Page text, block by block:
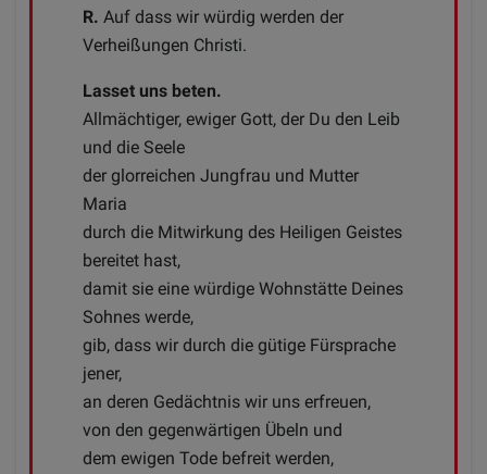
R. Auf dass wir würdig werden der
Verheißungen Christi.
Lasset uns beten.
Allmächtiger, ewiger Gott, der Du den Leib
und die Seele
der glorreichen Jungfrau und Mutter
Maria
durch die Mitwirkung des Heiligen Geistes
bereitet hast,
damit sie eine würdige Wohnstätte Deines
Sohnes werde,
gib, dass wir durch die gütige Fürsprache
jener,
an deren Gedächtnis wir uns erfreuen,
von den gegenwärtigen Übeln und
dem ewigen Tode befreit werden,